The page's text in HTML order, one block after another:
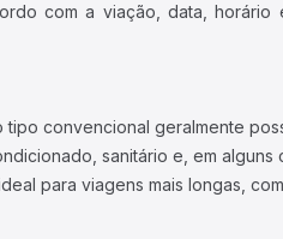
com a viação, data,
convencional geralmente
sanitário e, em alguns
para viagens mais longas,